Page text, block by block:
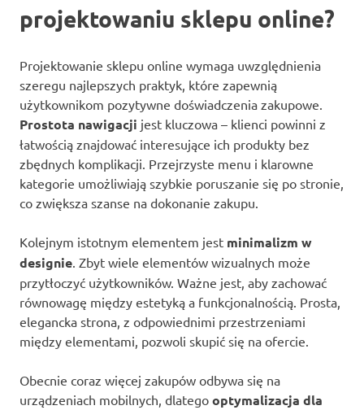
projektowaniu sklepu online?
Projektowanie sklepu online wymaga uwzględnienia
szeregu najlepszych praktyk, które zapewnią
użytkownikom pozytywne doświadczenia zakupowe.
Prostota nawigacji jest kluczowa – klienci powinni z
łatwością znajdować interesujące ich produkty bez
zbędnych komplikacji. Przejrzyste menu i klarowne
kategorie umożliwiają szybkie poruszanie się po stronie,
co zwiększa szanse na dokonanie zakupu.
Kolejnym istotnym elementem jest minimalizm w
designie. Zbyt wiele elementów wizualnych może
przytłoczyć użytkowników. Ważne jest, aby zachować
równowagę między estetyką a funkcjonalnością. Prosta,
elegancka strona, z odpowiednimi przestrzeniami
między elementami, pozwoli skupić się na ofercie.
Obecnie coraz więcej zakupów odbywa się na
urządzeniach mobilnych, dlatego optymalizacja dla